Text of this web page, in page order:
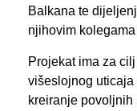
Balkana te
njihovim
Projekat ima za
višeslojnog
kreiranje